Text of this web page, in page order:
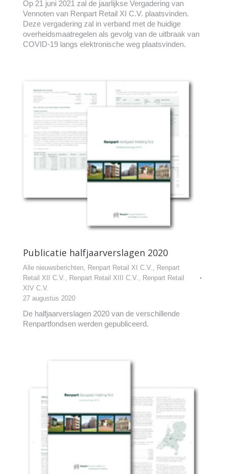
Op 21 juni 2021 zal de jaarlijkse Vergadering van
Vennoten van Renpart Retail XI C.V. plaatsvinden.
Deze vergadering zal in verband met de huidige
overheidsmaatregelen als gevolg van de uitbraak van
COVID-19 langs elektronische weg plaatsvinden.
Publicatie halfjaarverslagen 2020
Alle nieuwsberichten Renpart Retail XI C.V.
Renpart
Retail XII C.V.
Renpart Retail XIII C.V.
Renpart Retail
XIV C.V.
27 augustus 2020
De halfjaarverslagen 2020 van de verschillende
Renpartfondsen werden gepubliceerd.